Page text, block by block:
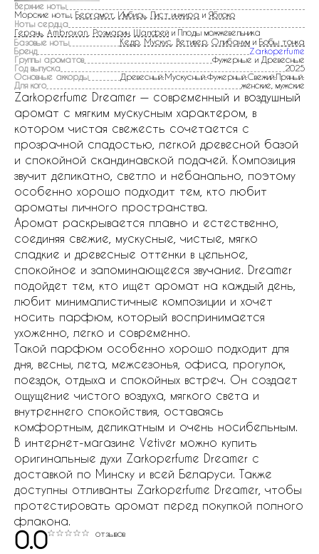
Верхние ноты
Морские ноты, Бергамот Имбирь Лист инжира и Яблоко
Ноты сердца
Герань Ambroxan Розмарин Шалфей и Плоды можжевельника
Базовые ноты
Кедр Мускус Ветивер Олибанум и Бобы тонка
Бренд
Zarkoperfume
Группы ароматов
Фужерные и Древесные
Год выпуска
2025
Основные аккорды
Древесный:Мускусный:Фужерный:Свежий:Пряный:
Для кого
женские, мужские
Zarkoperfume Dreamer — современный и воздушный
аромат с мягким мускусным характером, в
котором чистая свежесть сочетается с
прозрачной сладостью, легкой древесной базой
и спокойной скандинавской подачей. Композиция
звучит деликатно, светло и небанально, поэтому
особенно хорошо подходит тем, кто любит
ароматы личного пространства.
Аромат раскрывается плавно и естественно,
соединяя свежие, мускусные, чистые, мягко
сладкие и древесные оттенки в цельное,
спокойное и запоминающееся звучание. Dreamer
подойдет тем, кто ищет аромат на каждый день,
любит минималистичные композиции и хочет
носить парфюм, который воспринимается
ухоженно, легко и современно.
Такой парфюм особенно хорошо подходит для
дня, весны, лета, межсезонья, офиса, прогулок,
поездок, отдыха и спокойных встреч. Он создает
ощущение чистого воздуха, мягкого света и
внутреннего спокойствия, оставаясь
комфортным, деликатным и очень носибельным.
В интернет-магазине Vetiver можно купить
оригинальные духи Zarkoperfume Dreamer с
доставкой по Минску и всей Беларуси. Также
доступны отливанты Zarkoperfume Dreamer, чтобы
протестировать аромат перед покупкой полного
флакона.
0.0 отзывов